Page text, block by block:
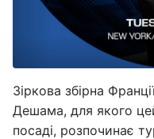
Зіркова збірна
Дешама, для якого
посаді, розпочинає